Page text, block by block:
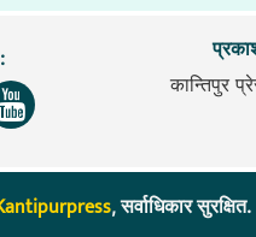
कान्तिपुर
, सर्वाधिकार